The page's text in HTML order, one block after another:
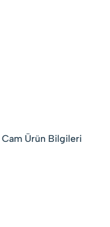
Cam Ürün Bilgileri